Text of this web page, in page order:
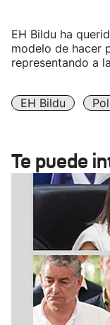
EH Bildu ha
modelo de hacer
representando a
EH Bildu
Te puede